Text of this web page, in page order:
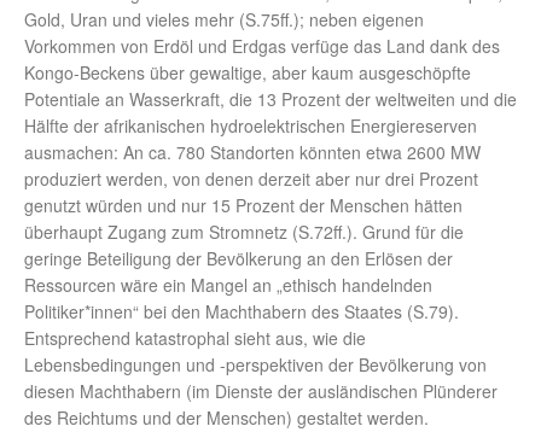
Gold, Uran und vieles mehr (S.75ff.); neben eigenen
Vorkommen von Erdöl und Erdgas verfüge das Land dank des
Kongo-Beckens über gewaltige, aber kaum ausgeschöpfte
Potentiale an Wasserkraft, die 13 Prozent der weltweiten und die
Hälfte der afrikanischen hydroelektrischen Energiereserven
ausmachen: An ca. 780 Standorten könnten etwa 2600 MW
produziert werden, von denen derzeit aber nur drei Prozent
genutzt würden und nur 15 Prozent der Menschen hätten
überhaupt Zugang zum Stromnetz (S.72ff.). Grund für die
geringe Beteiligung der Bevölkerung an den Erlösen der
Ressourcen wäre ein Mangel an „ethisch handelnden
Politiker*innen“ bei den Machthabern des Staates (S.79).
Entsprechend katastrophal sieht aus, wie die
Lebensbedingungen und -perspektiven der Bevölkerung von
diesen Machthabern (im Dienste der ausländischen Plünderer
des Reichtums und der Menschen) gestaltet werden.